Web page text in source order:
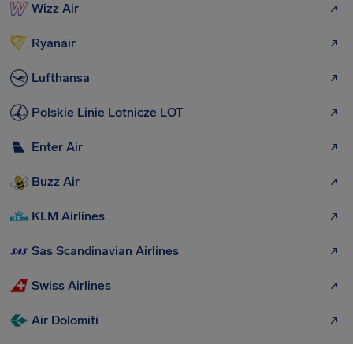
Wizz Air
Ryanair
Lufthansa
Polskie Linie Lotnicze LOT
Enter Air
Buzz Air
KLM Airlines
Sas Scandinavian Airlines
Swiss Airlines
Air Dolomiti